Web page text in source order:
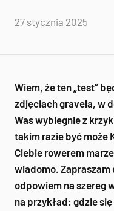
27 stycznia 2025
Wiem, że ten „test”
zdjęciach gravela, w
Was wybiegnie z
takim razie być może
Ciebie rowerem
wiadomo.
odpowiem na szereg
na przykład: gdzie